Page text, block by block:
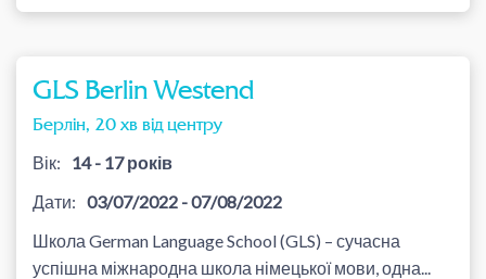
GLS Berlin Westend
Берлін, 20 хв від центру
Вік:
14 - 17 років
Дати: 03/07/2022 - 07/08/2022
Школа German Language School (GLS) – сучасна
успішна міжнародна школа німецької мови, одна...